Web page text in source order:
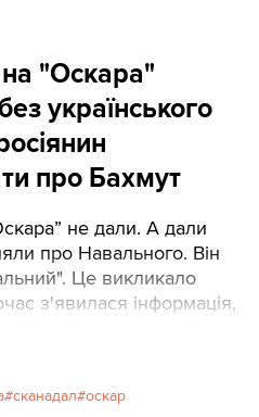
"Оскара"
українського
про Бахмут
не дали. А дали
про Навального. Він
Це викликало
з'явилася інформація,
про дітей Бахмута. Це
поговорили з Іваном
сканадал оскар